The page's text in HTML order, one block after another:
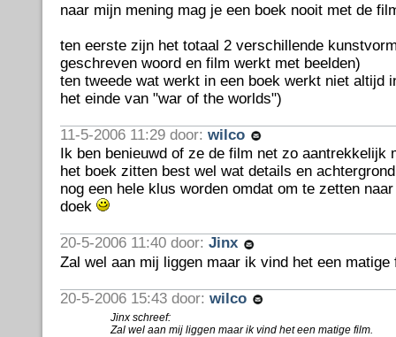
naar mijn mening mag je een boek nooit met de
ten eerste zijn het totaal 2 verschillende
geschreven woord en film werkt met beelden)
ten tweede wat werkt in een boek werkt niet altijd
het einde van "war of the worlds")
11-5-2006 11:29 door: wilco
Ik ben benieuwd of ze de film net zo aantrekkelijk
het boek zitten best wel wat details en
nog een hele klus worden omdat om te zetten
doek
20-5-2006 11:40 door: Jinx
Zal wel aan mij liggen maar ik vind het een matige
20-5-2006 15:43 door: wilco
Jinx schreef:
Zal wel aan mij liggen maar ik vind het een matige film.